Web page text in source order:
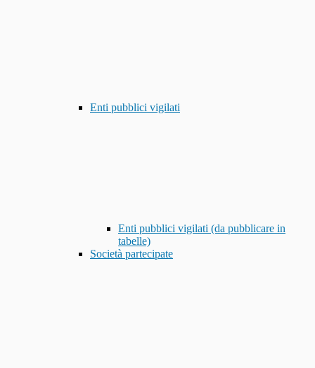
Enti pubblici vigilati
Enti pubblici vigilati (da pubblicare in
tabelle)
Società partecipate